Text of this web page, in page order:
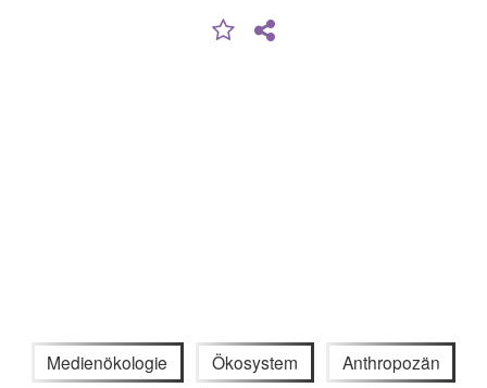
Medienökologie Ökosystem Anthropozän